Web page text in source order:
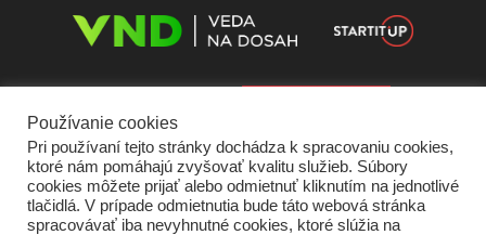
Používanie cookies
Pri používaní tejto stránky dochádza k spracovaniu cookies,
ktoré nám pomáhajú zvyšovať kvalitu služieb. Súbory
cookies môžete prijať alebo odmietnuť kliknutím na jednotlivé
tlačidlá. V prípade odmietnutia bude táto webová stránka
spracovávať iba nevyhnutné cookies, ktoré slúžia na